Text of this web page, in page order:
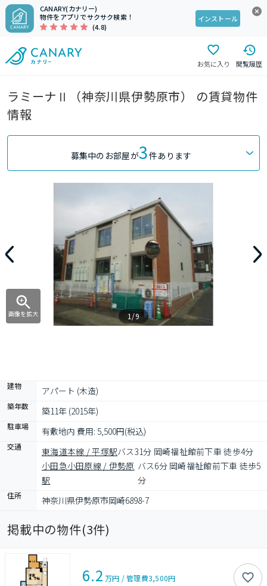
CANARY(カナリー)
物件をアプリでサクサク検索！
(4.8)
インストール
お気に入り 閲覧履歴
ラミーナⅡ（神奈川県伊勢原市） の賃貸物件
情報
募集中のお部屋が3件あります
画像を拡大 1/9
建物 アパート (木造)
築年数 築11年 (2015年)
駐車場 有敷地内 費用: 5,500円(税込)
交通 東海道本線 / 平塚駅バス31分 岡崎福祉館前下車 徒歩4分
小田急小田原線 / 伊勢原
駅
バス6分 岡崎福祉館前下車 徒歩5
分
住所 神奈川県伊勢原市岡崎6898-7
掲載中の物件(3件)
6.2 万円 /管理費3,500円